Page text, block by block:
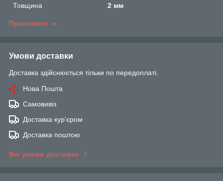
Товщина
2 мм
Приховати
Умови доставки
Доставка здійснюється тільки по передоплаті.
Нова Пошта
Самовивіз
Доставка кур'єром
Доставка поштою
Всі умови доставки